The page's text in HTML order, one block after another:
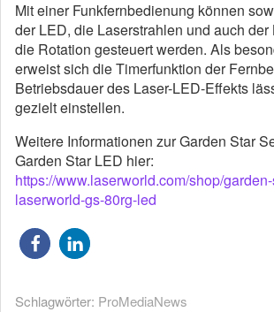
Mit einer Funkfernbedienung können
der LED, die Laserstrahlen und auch
die Rotation gesteuert werden. Als
erweist sich die Timerfunktion der
Betriebsdauer des Laser-LED-Effekts
gezielt einstellen.
Weitere Informationen zur Garden Star
Garden Star LED hier:
https://www.laserworld.com/shop/
laserworld-gs-80rg-led
Schlagwörter: ProMediaNews